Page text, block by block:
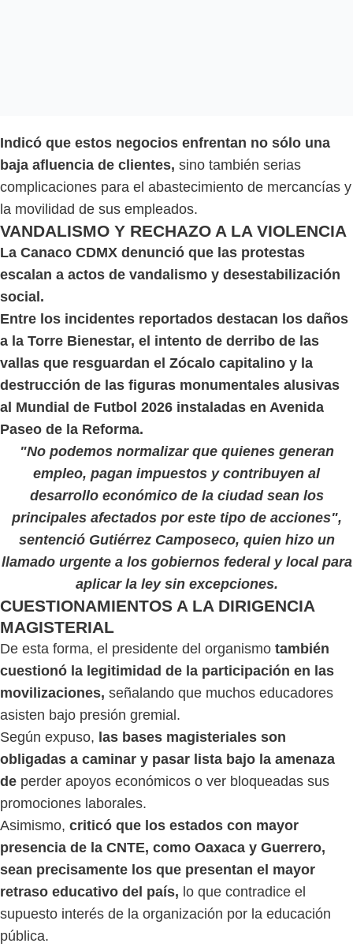
Indicó que estos negocios enfrentan no sólo una
baja afluencia de clientes, sino también serias
complicaciones para el abastecimiento de mercancías y
la movilidad de sus empleados.
VANDALISMO Y RECHAZO A LA VIOLENCIA
La Canaco CDMX denunció que las protestas
escalan a actos de vandalismo y desestabilización
social.
Entre los incidentes reportados destacan los daños
a la Torre Bienestar, el intento de derribo de las
vallas que resguardan el Zócalo capitalino y la
destrucción de las figuras monumentales alusivas
al Mundial de Futbol 2026 instaladas en Avenida
Paseo de la Reforma.
"No podemos normalizar que quienes generan
empleo, pagan impuestos y contribuyen al
desarrollo económico de la ciudad sean los
principales afectados por este tipo de acciones",
sentenció Gutiérrez Camposeco, quien hizo un
llamado urgente a los gobiernos federal y local para
aplicar la ley sin excepciones.
CUESTIONAMIENTOS A LA DIRIGENCIA
MAGISTERIAL
De esta forma, el presidente del organismo también
cuestionó la legitimidad de la participación en las
movilizaciones, señalando que muchos educadores
asisten bajo presión gremial.
Según expuso, las bases magisteriales son
obligadas a caminar y pasar lista bajo la amenaza
de perder apoyos económicos o ver bloqueadas sus
promociones laborales.
Asimismo, criticó que los estados con mayor
presencia de la CNTE, como Oaxaca y Guerrero,
sean precisamente los que presentan el mayor
retraso educativo del país, lo que contradice el
supuesto interés de la organización por la educación
pública.